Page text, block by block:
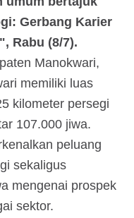
Gerbang Karier
Rabu (8/7).
Manokwari,
memiliki luas
kilometer persegi
107.000 jiwa.
peluang
sekaligus
mengenai prospek
sektor.